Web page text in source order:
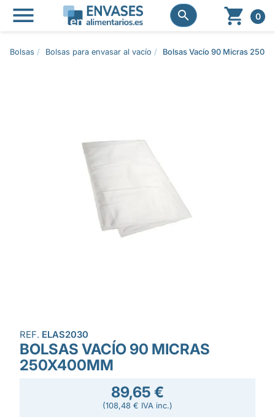
 
  0
Bolsas Bolsas para envasar al vacío Bolsas Vacío 90 Micras
REF. ELAS2030
BOLSAS VACÍO 90 MICRAS
250X400MM
89,65 €
(108,48 € IVA inc.)